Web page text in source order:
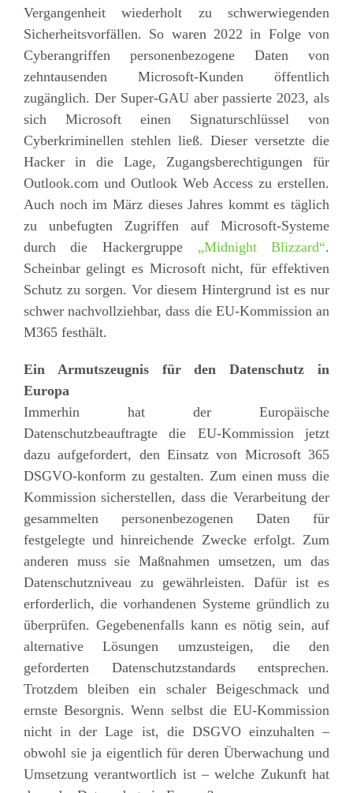
Vergangenheit wiederholt zu schwerwiegenden
Sicherheitsvorfällen. So waren 2022 in Folge von
Cyberangriffen personenbezogene Daten von
zehntausenden Microsoft-Kunden öffentlich
zugänglich. Der Super-GAU aber passierte 2023, als
sich Microsoft einen Signaturschlüssel von
Cyberkriminellen stehlen ließ. Dieser versetzte die
Hacker in die Lage, Zugangsberechtigungen für
Outlook.com und Outlook Web Access zu erstellen.
Auch noch im März dieses Jahres kommt es täglich
zu unbefugten Zugriffen auf Microsoft-Systeme
durch die Hackergruppe „Midnight Blizzard“.
Scheinbar gelingt es Microsoft nicht, für effektiven
Schutz zu sorgen. Vor diesem Hintergrund ist es nur
schwer nachvollziehbar, dass die EU-Kommission an
M365 festhält.
Ein Armutszeugnis für den Datenschutz in
Europa
Immerhin hat der Europäische
Datenschutzbeauftragte die EU-Kommission jetzt
dazu aufgefordert, den Einsatz von Microsoft 365
DSGVO-konform zu gestalten. Zum einen muss die
Kommission sicherstellen, dass die Verarbeitung der
gesammelten personenbezogenen Daten für
festgelegte und hinreichende Zwecke erfolgt. Zum
anderen muss sie Maßnahmen umsetzen, um das
Datenschutzniveau zu gewährleisten. Dafür ist es
erforderlich, die vorhandenen Systeme gründlich zu
überprüfen. Gegebenenfalls kann es nötig sein, auf
alternative Lösungen umzusteigen, die den
geforderten Datenschutzstandards entsprechen.
Trotzdem bleiben ein schaler Beigeschmack und
ernste Besorgnis. Wenn selbst die EU-Kommission
nicht in der Lage ist, die DSGVO einzuhalten –
obwohl sie ja eigentlich für deren Überwachung und
Umsetzung verantwortlich ist – welche Zukunft hat